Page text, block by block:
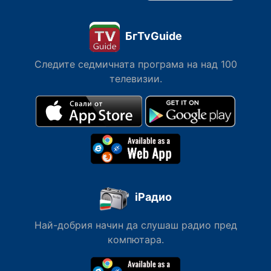
БгTvGuide
Следите седмичната програма на над 100
телевизии.
iРадио
Най-добрия начин да слушаш радио пред
компютара.